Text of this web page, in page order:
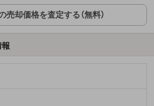
売却価格を査定する（無料）